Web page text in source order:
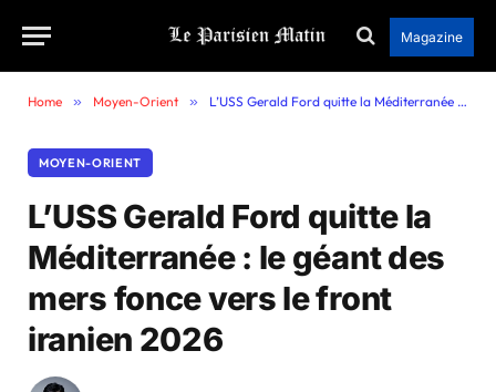
Magazine
Home » Moyen-Orient » L’USS Gerald Ford quitte la Méditerranée : le géant des mers fonce vers le front iranien 2026
MOYEN-ORIENT
L’USS Gerald Ford quitte la
Méditerranée : le géant des
mers fonce vers le front
iranien 2026